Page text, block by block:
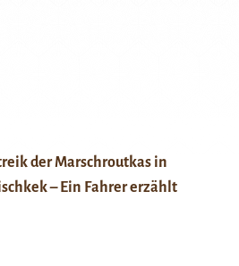
der Marschroutkas in
– Ein Fahrer erzählt